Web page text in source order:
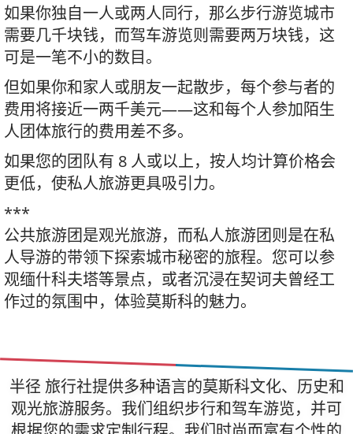
如果你独自一人或两人同行，那么步行游览城市
需要几千块钱，而驾车游览则需要两万块钱，这
可是一笔不小的数目。
但如果你和家人或朋友一起散步，每个参与者的
费用将接近一两千美元——这和每个人参加陌生
人团体旅行的费用差不多。
如果您的团队有 8 人或以上，按人均计算价格会
更低，使私人旅游更具吸引力。
***
公共旅游团是观光旅游，而私人旅游团则是在私
人导游的带领下探索城市秘密的旅程。您可以参
观缅什科夫塔等景点，或者沉浸在契诃夫曾经工
作过的氛围中，体验莫斯科的魅力。
半径 旅行社提供多种语言的莫斯科文化、历史和
观光旅游服务。我们组织步行和驾车游览，并可